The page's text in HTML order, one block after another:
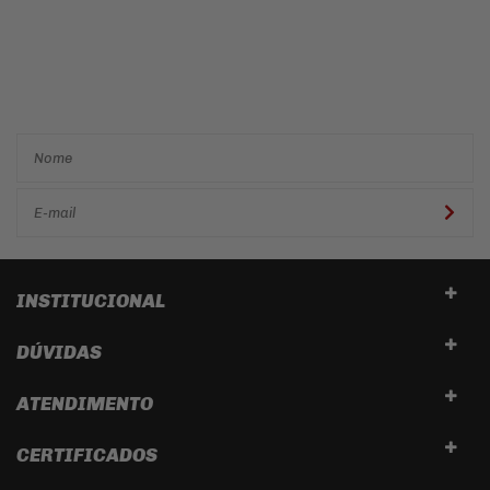
INSTITUCIONAL
DÚVIDAS
ATENDIMENTO
CERTIFICADOS